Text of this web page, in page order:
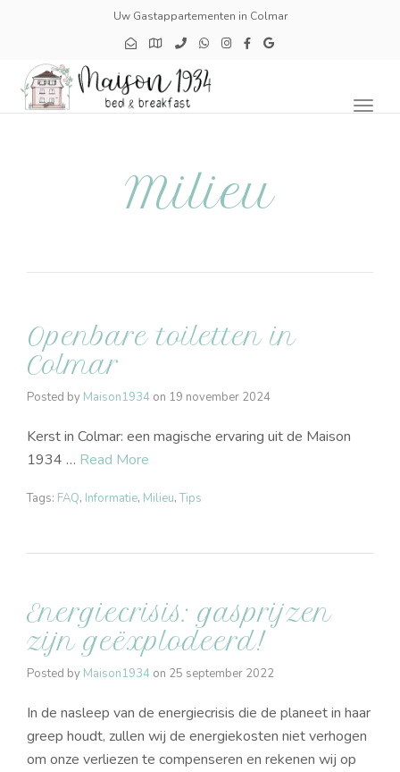
Uw Gastappartementen in Colmar
Milieu
Openbare toiletten in
Colmar
Posted by Maison1934 on 19 november 2024
Kerst in Colmar: een magische ervaring uit de Maison
1934 … Read More
Tags: FAQ, Informatie, Milieu,Tips
Energiecrisis: gasprijzen
zijn geëxplodeerd!
Posted by Maison1934 on 25 september 2022
In de nasleep van de energiecrisis die de planeet in haar
greep houdt, zullen wij de energiekosten niet verhogen
om onze verliezen te compenseren en rekenen wij op